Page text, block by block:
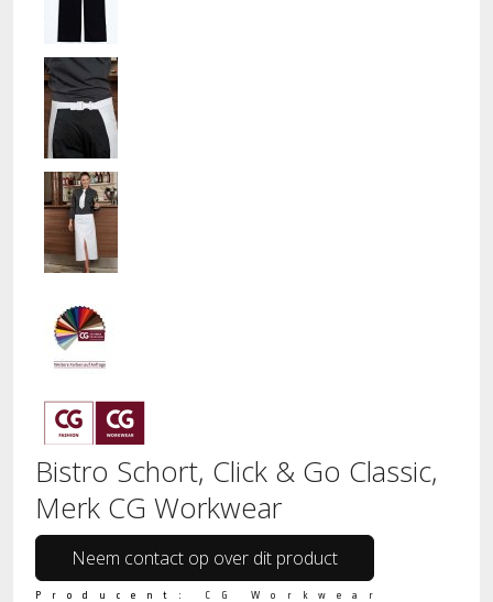
Bistro Schort, Click & Go Classic,
Merk CG Workwear
Neem contact op over dit product
Producent: CG Workwear